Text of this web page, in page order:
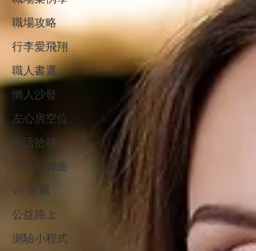
職場攻略
行李愛飛翔
職人書選
懶人沙發
左心房空位
生活拾穗
汗水交響曲
VIP專屬
公益路上
測驗小程式